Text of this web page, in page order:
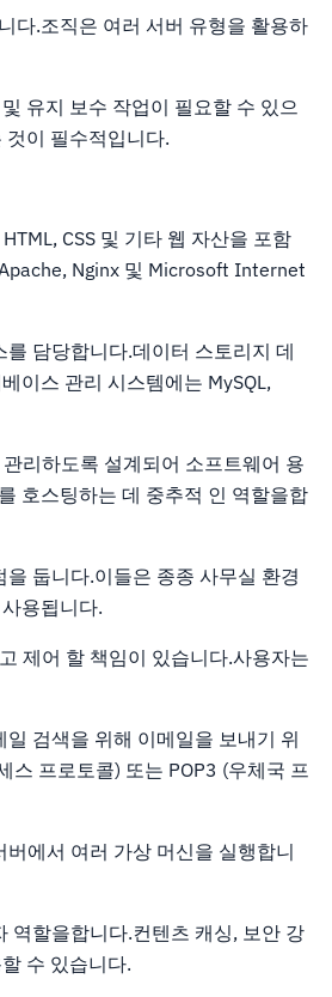
다.조직은 여러 서버 유형을 활용하
유지 보수 작업이 필요할 수 있으
이 필수적입니다.
CSS 및 기타 웹 자산을 포함
Nginx 및 Microsoft Internet
담당합니다.데이터 스토리지 데
이스 관리 시스템에는 MySQL,
리하도록 설계되어 소프트웨어 용
호스팅하는 데 중추적 인 역할을합
둡니다.이들은 종종 사무실 환경
용됩니다.
제어 할 책임이 있습니다.사용자는
검색을 위해 이메일을 보내기 위
스 프로토콜) 또는 POP3 (우체국 프
에서 여러 가상 머신을 실행합니
역할을합니다.컨텐츠 캐싱, 보안 강
수 있습니다.